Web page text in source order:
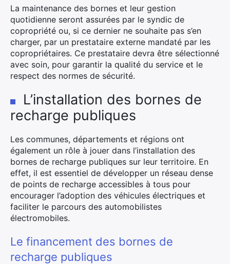
La maintenance des bornes et leur gestion
quotidienne seront assurées par le syndic de
copropriété ou, si ce dernier ne souhaite pas s’en
charger, par un prestataire externe mandaté par les
copropriétaires. Ce prestataire devra être sélectionné
avec soin, pour garantir la qualité du service et le
respect des normes de sécurité.
L’installation des bornes de
recharge publiques
Les communes, départements et régions ont
également un rôle à jouer dans l’installation des
bornes de recharge publiques sur leur territoire. En
effet, il est essentiel de développer un réseau dense
de points de recharge accessibles à tous pour
encourager l’adoption des véhicules électriques et
faciliter le parcours des automobilistes
électromobiles.
Le financement des bornes de
recharge publiques